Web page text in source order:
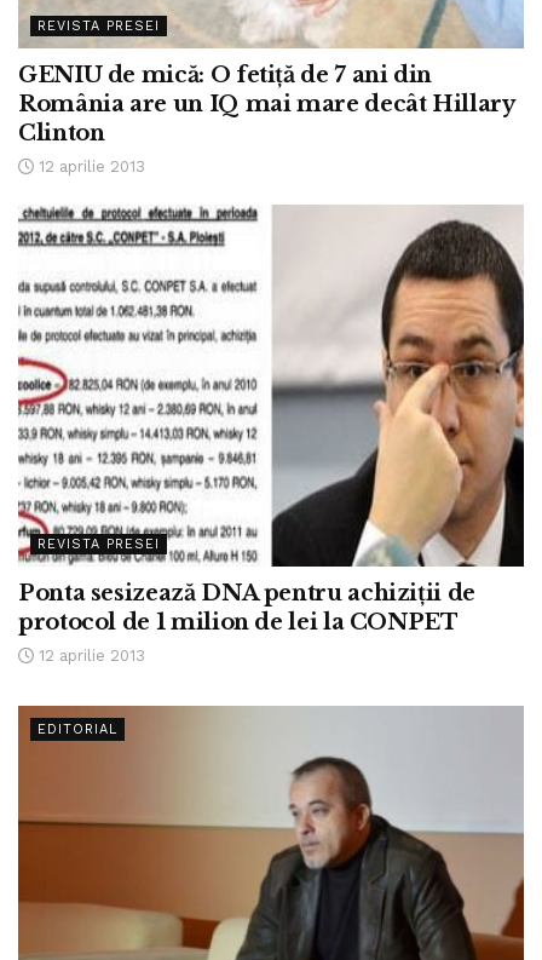
REVISTA PRESEI
GENIU de mică: O fetiţă de 7 ani din
România are un IQ mai mare decât Hillary
Clinton
12 aprilie 2013
REVISTA PRESEI
Ponta sesizează DNA pentru achiziţii de
protocol de 1 milion de lei la CONPET
12 aprilie 2013
EDITORIAL